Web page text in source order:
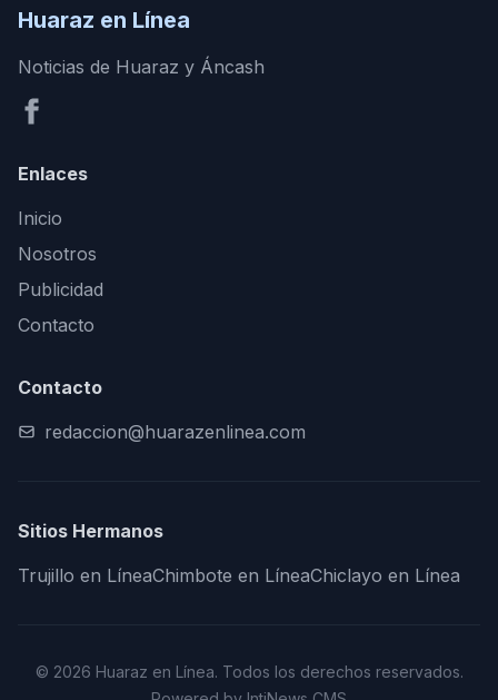
Huaraz en Línea
Noticias de Huaraz y Áncash
Enlaces
Inicio
Nosotros
Publicidad
Contacto
Contacto
redaccion@huarazenlinea.com
Sitios Hermanos
Trujillo en LíneaChimbote en LíneaChiclayo en Línea
© 2026 Huaraz en Línea. Todos los derechos reservados.